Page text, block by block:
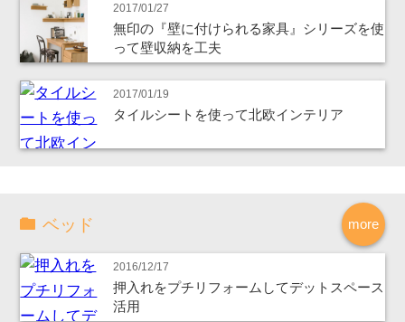
2017/01/27
無印の『壁に付けられる家具』シリーズを使
って壁収納を工夫
2017/01/19
タイルシートを使って北欧インテリア
more
ベッド
2016/12/17
押入れをプチリフォームしてデットスペース
活用